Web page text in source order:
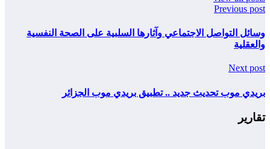
Previous post
وسائل التواصل الاجتماعي وآثارها السلبية على الصحة النفسية
والعقلية
Next post
بريدي موب تحديث جديد .. تطبيق بريدي موب الجزائر
تقارير